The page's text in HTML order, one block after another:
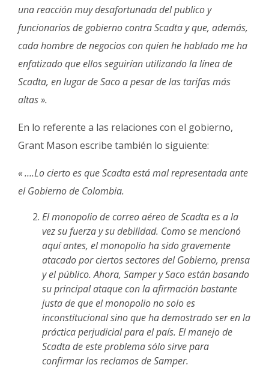
una reacción muy desafortunada del publico y
funcionarios de gobierno contra Scadta y que, además,
cada hombre de negocios con quien he hablado me ha
enfatizado que ellos seguirían utilizando la línea de
Scadta, en lugar de Saco a pesar de las tarifas más
altas ».
En lo referente a las relaciones con el gobierno,
Grant Mason escribe también lo siguiente:
« ….Lo cierto es que Scadta está mal representada ante
el Gobierno de Colombia.
El monopolio de correo aéreo de Scadta es a la
vez su fuerza y su debilidad. Como se mencionó
aquí antes, el monopolio ha sido gravemente
atacado por ciertos sectores del Gobierno, prensa
y el público. Ahora, Samper y Saco están basando
su principal ataque con la afirmación bastante
justa de que el monopolio no solo es
inconstitucional sino que ha demostrado ser en la
práctica perjudicial para el país. El manejo de
Scadta de este problema sólo sirve para
confirmar los reclamos de Samper.